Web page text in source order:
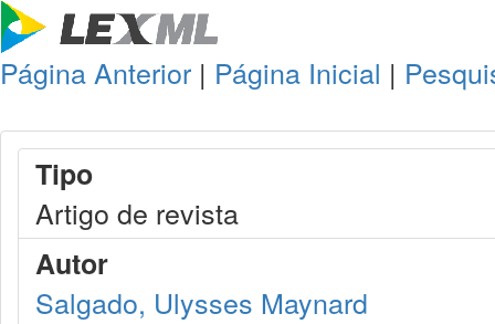
Página Anterior | Página Inicial |
Tipo
Artigo de revista
Autor
Salgado, Ulysses Maynard